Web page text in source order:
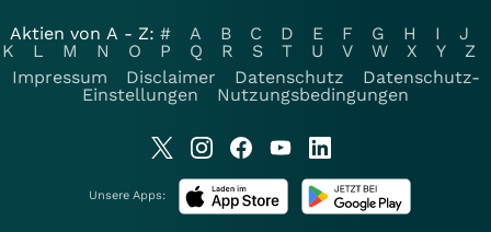
Aktien von A - Z: # A B C D E F G H I
J
K
L M N O P Q R S T U V W X Y
Z
Impressum
Disclaimer Datenschutz
Datenschutz-
Einstellungen
Nutzungsbedingungen
Unsere Apps: